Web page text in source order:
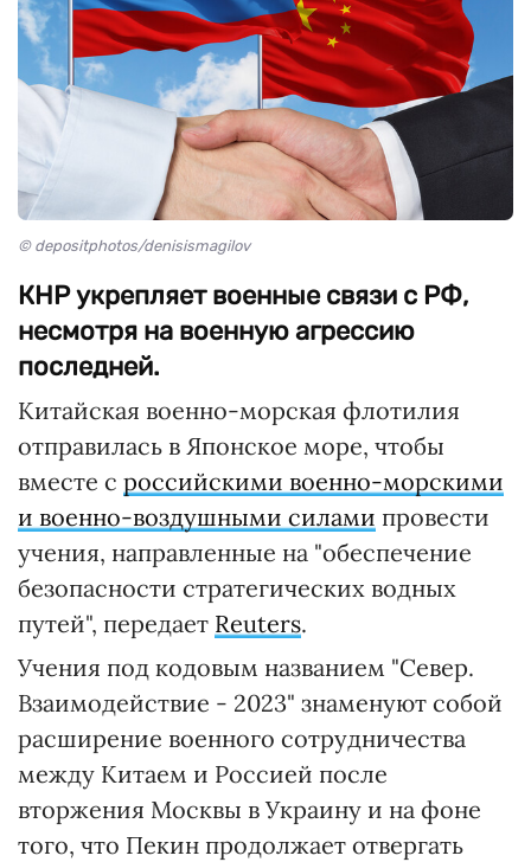
© depositphotos/denisismagilov
КНР укрепляет военные связи с РФ,
несмотря на военную агрессию
последней.
Китайская военно-морская флотилия
отправилась в Японское море, чтобы
вместе с российскими военно-морскими
и военно-воздушными силами провести
учения, направленные на "обеспечение
безопасности стратегических водных
путей", передает Reuters.
Учения под кодовым названием "Север.
Взаимодействие - 2023" знаменуют собой
расширение военного сотрудничества
между Китаем и Россией после
вторжения Москвы в Украину и на фоне
того, что Пекин продолжает отвергать